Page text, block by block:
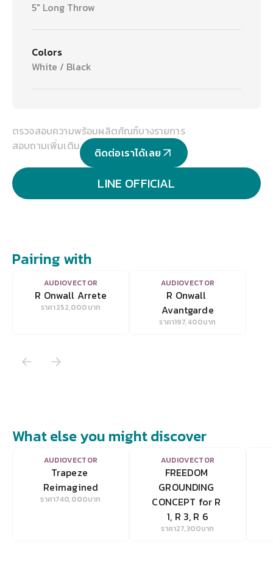
5" Long Throw
Colors
White / Black
ตรวจสอบความพร้อมผลิตภัณฑ์บางรายการ
สอบถามเพิ่มเติม
ติดต่อเราได้เลย
LINE OFFICIAL
Pairing with
VIEW
AUDIOVECTOR
R Onwall Arrete
ราคา252,000บาท
VIEW
AUDIOVECTOR
R Onwall
Avantgarde
ราคา197,400บาท
What else you might discover
VIEW
AUDIOVECTOR
Trapeze
Reimagined
ราคา740,000บาท
VIEW
AUDIOVECTOR
FREEDOM
GROUNDING
CONCEPT for R
1, R 3, R 6
ราคา27,300บาท